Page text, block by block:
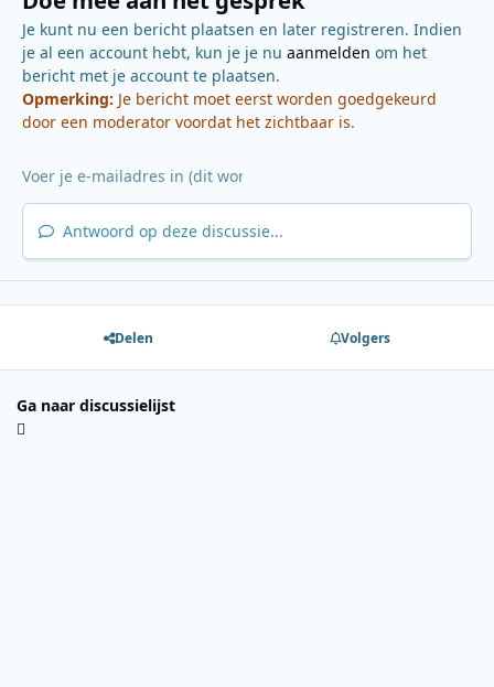
Je kunt nu een bericht plaatsen en later registreren. Indien
je al een account hebt, kun je je nu aanmelden om het
bericht met je account te plaatsen.
Opmerking: Je bericht moet eerst worden goedgekeurd
door een moderator voordat het zichtbaar is.
Antwoord op deze discussie...
Delen Volgers
Ga naar discussielijst